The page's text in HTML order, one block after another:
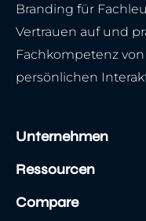
Branding für
Vertrauen auf und
Fachkompetenz
persönlichen
Unternehmen
Ressourcen
Compare